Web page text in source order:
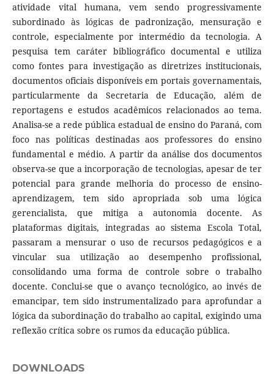
atividade vital humana, vem sendo progressivamente
subordinado às lógicas de padronização, mensuração e
controle, especialmente por intermédio da tecnologia. A
pesquisa tem caráter bibliográfico documental e utiliza
como fontes para investigação as diretrizes institucionais,
documentos oficiais disponíveis em portais governamentais,
particularmente da Secretaria de Educação, além de
reportagens e estudos acadêmicos relacionados ao tema.
Analisa-se a rede pública estadual de ensino do Paraná, com
foco nas políticas destinadas aos professores do ensino
fundamental e médio. A partir da análise dos documentos
observa-se que a incorporação de tecnologias, apesar de ter
potencial para grande melhoria do processo de ensino-
aprendizagem, tem sido apropriada sob uma lógica
gerencialista, que mitiga a autonomia docente. As
plataformas digitais, integradas ao sistema Escola Total,
passaram a mensurar o uso de recursos pedagógicos e a
vincular sua utilização ao desempenho profissional,
consolidando uma forma de controle sobre o trabalho
docente. Conclui-se que o avanço tecnológico, ao invés de
emancipar, tem sido instrumentalizado para aprofundar a
lógica da subordinação do trabalho ao capital, exigindo uma
reflexão crítica sobre os rumos da educação pública.
DOWNLOADS